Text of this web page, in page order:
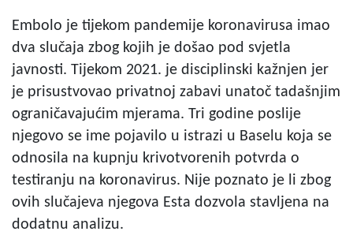
Embolo je tijekom pandemije koronavirusa imao
dva slučaja zbog kojih je došao pod svjetla
javnosti. Tijekom 2021. je disciplinski kažnjen jer
je prisustvovao privatnoj zabavi unatoč tadašnjim
ograničavajućim mjerama. Tri godine poslije
njegovo se ime pojavilo u istrazi u Baselu koja se
odnosila na kupnju krivotvorenih potvrda o
testiranju na koronavirus. Nije poznato je li zbog
ovih slučajeva njegova Esta dozvola stavljena na
dodatnu analizu.